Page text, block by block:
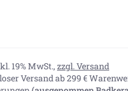
19% MwSt., zzgl. Versand
Versand ab 299 €